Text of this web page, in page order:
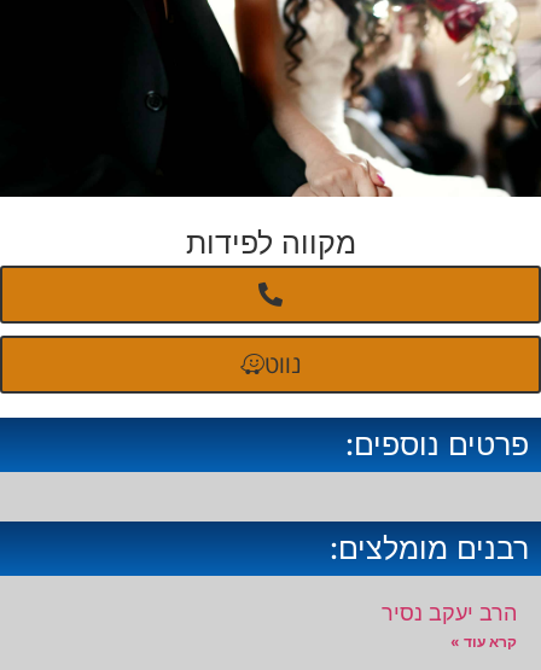
מקווה לפידות
נווט
פרטים נוספים:
רבנים מומלצים:
הרב יעקב נסיר
קרא עוד »